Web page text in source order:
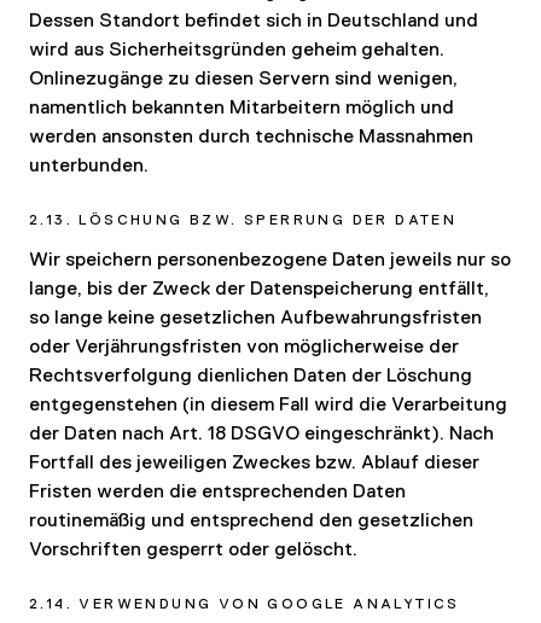
Dessen Standort befindet sich in Deutschland und
wird aus Sicherheitsgründen geheim gehalten.
Onlinezugänge zu diesen Servern sind wenigen,
namentlich bekannten Mitarbeitern möglich und
werden ansonsten durch technische Massnahmen
unterbunden.
2.13. LÖSCHUNG BZW. SPERRUNG DER DATEN
Wir speichern personenbezogene Daten jeweils nur so
lange, bis der Zweck der Datenspeicherung entfällt,
so lange keine gesetzlichen Aufbewahrungsfristen
oder Verjährungsfristen von möglicherweise der
Rechtsverfolgung dienlichen Daten der Löschung
entgegenstehen (in diesem Fall wird die Verarbeitung
der Daten nach Art. 18 DSGVO eingeschränkt). Nach
Fortfall des jeweiligen Zweckes bzw. Ablauf dieser
Fristen werden die entsprechenden Daten
routinemäßig und entsprechend den gesetzlichen
Vorschriften gesperrt oder gelöscht.
2.14. VERWENDUNG VON GOOGLE ANALYTICS